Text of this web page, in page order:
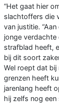
“Het gaat hier
slachtoffers die
van justitie.
jonge
strafblad heeft,
bij dit soort
Wel roept dat
grenzen heeft
jarenlang heeft
hij zelfs nog